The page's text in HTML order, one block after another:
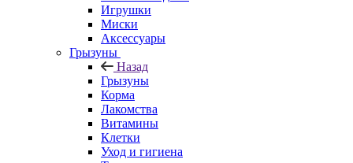
Игрушки
Миски
Аксессуары
Грызуны
Назад
Грызуны
Корма
Лакомства
Витамины
Клетки
Уход и гигиена